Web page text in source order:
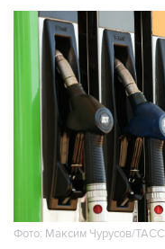
Фото: Максим Чурусов/ТАСС